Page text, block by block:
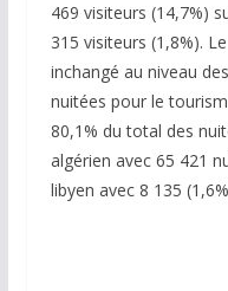
469 visiteurs (14,7%)
315 visiteurs (1,8%).
inchangé au niveau
nuitées pour le
80,1% du total des
algérien avec 65 421
libyen avec 8 135